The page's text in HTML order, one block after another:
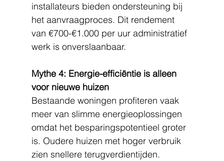
installateurs bieden ondersteuning bij
het aanvraagproces. Dit rendement
van €700-€1.000 per uur administratief
werk is onverslaanbaar.
Mythe 4: Energie-efficiëntie is alleen
voor nieuwe huizen
Bestaande woningen profiteren vaak
meer van slimme energieoplossingen
omdat het besparingspotentieel groter
is. Oudere huizen met hoger verbruik
zien snellere terugverdientijden.